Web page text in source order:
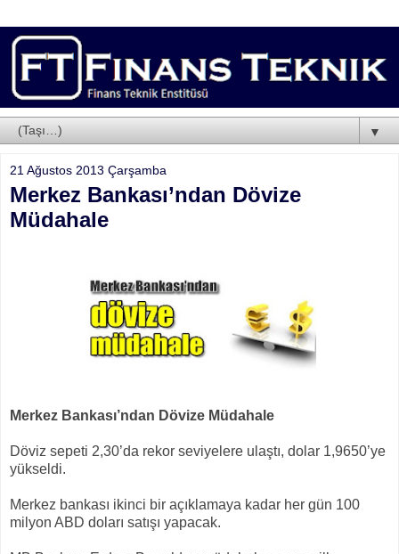
▼
21 Ağustos 2013 Çarşamba
Merkez Bankası’ndan Dövize
Müdahale
Merkez Bankası’ndan Dövize Müdahale
Döviz sepeti 2,30’da rekor seviyelere ulaştı, dolar 1,9650’ye
yükseldi.
Merkez bankası ikinci bir açıklamaya kadar her gün 100
milyon ABD doları satışı yapacak.